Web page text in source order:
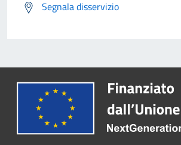
Segnala disservizio